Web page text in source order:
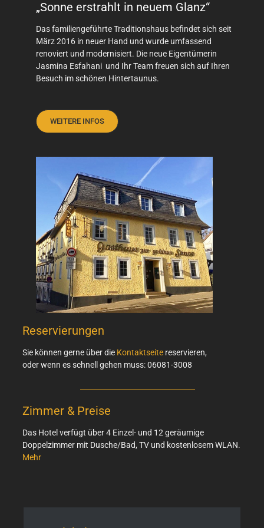
„Sonne erstrahlt in neuem Glanz“
Das familiengeführte Traditionshaus befindet sich seit
März 2016 in neuer Hand und wurde umfassend
renoviert und modernisiert. Die neue Eigentümerin
Jasmina Esfahani und Ihr Team freuen sich auf Ihren
Besuch im schönen Hintertaunus.
WEITERE INFOS
Reservierungen
Sie können gerne über die Kontaktseite reservieren,
oder wenn es schnell gehen muss: 06081-3008
Zimmer & Preise
Das Hotel verfügt über 4 Einzel- und 12 geräumige
Doppelzimmer mit Dusche/Bad, TV und kostenlosem WLAN.
Mehr